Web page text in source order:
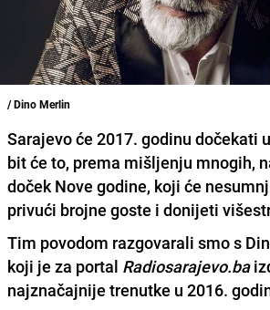
/ Dino Merlin
Sarajevo će 2017. godinu dočekati
bit će to, prema mišljenju mnogih,
doček Nove godine, koji će
privući brojne goste i donijeti
Tim povodom razgovarali smo s
koji je za portal Radiosarajevo.ba
najznačajnije trenutke u 2016.